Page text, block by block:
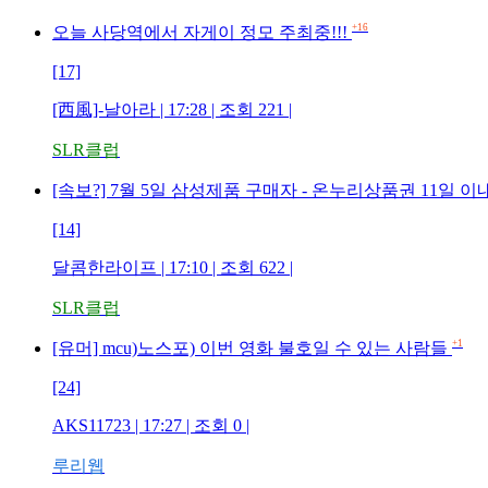
오늘 사당역에서 자게이 정모 주최중!!! +16
[17]
[西風]-날아라 | 17:28 | 조회 221 |
SLR클럽
[속보?] 7월 5일 삼성제품 구매자 - 온누리상품권 11일 이
[14]
달콤한라이프 | 17:10 | 조회 622 |
SLR클럽
[유머] mcu)노스포) 이번 영화 불호일 수 있는 사람들 +1
[24]
AKS11723 | 17:27 | 조회 0 |
루리웹